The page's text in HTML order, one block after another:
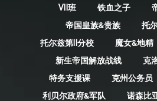
Ⅶ班
铁血之子
帝国皇族&贵族
托
托尔兹第Ⅱ分校
魔女&地精
新生帝国解放战线
克
特务支援课
克州公务员
利贝尔政府&军队
诺森比